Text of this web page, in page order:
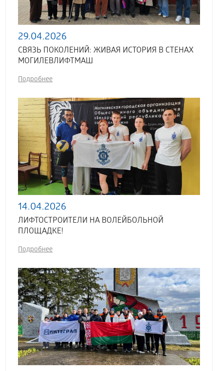
29.04.2026
СВЯЗЬ ПОКОЛЕНИЙ: ЖИВАЯ ИСТОРИЯ В СТЕНАХ
МОГИЛЕВЛИФТМАШ
Подробнее
14.04.2026
ЛИФТОСТРОИТЕЛИ НА ВОЛЕЙБОЛЬНОЙ
ПЛОЩАДКЕ!
Подробнее